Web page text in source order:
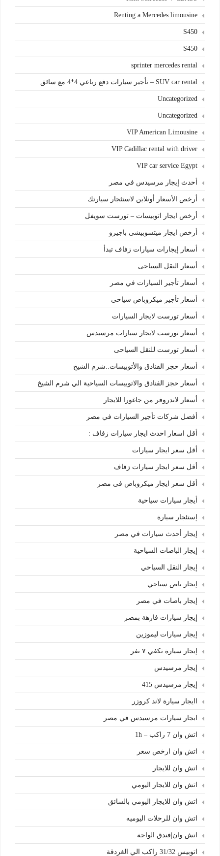
Renting a Mercedes limousine
S450
S450
sprinter mercedes rental
SUV car rental – تأجير سيارات دفع رباعي 4*4 مع سائق
Uncategorized
Uncategorized
VIP American Limousine
VIP Cadillac rental with driver
VIP car service Egypt
أحدث إيجار مرسيدس في مصر
أرخص الأسعار أونلاين لاستئجار سيارتك
أرخص ايجار اتوبيسات – تورست سويفل
أرخص ايجار ميتسوبيشى باجيرو
أسعار إيجارات سيارات زفاف تبدأ
أسعار النقل السياحى
أسعار تأجير السيارات في مصر
أسعار تأجير ميكروباص سياحي
أسعار تورست لايجار السيارات
أسعار تورست لايجار سيارات مرسيدس
أسعار تورست للنقل السياحى
أسعار حجز الفنادق والأتوبيسات..شرم الشيخ
أسعار حجز الفنادق والاتوبيسات السياحية الي شرم الشيخ
أسعار لاندروفر من جاغورا للايجار
أفضل شركات تأجير السيارات في مصر
أقل اسعار احدث ايجار سيارات زفاف :
أقل سعر ايجار سيارات
أقل سعر ايجار سيارات زفاف
أقل سعر ايجار ميكروباص فى مصر
أيجار سيارات سياحية
إستئجار سيارة
إيجار أحدث سيارات في مصر
إيجار الباصات السياحية
إيجار النقل السياحي
إيجار باص سياحي
إيجار باصات في مصر
إيجار سيارات فارهة بمصر
إيجار سيارات ليموزين
إيجار سيارة تكفي ٧ نفر
إيجار مرسيدس
إيجار مرسيدس 415
اايجار سيارة لاند كروزر
ابجار سيارات مرسيدس في مصر
اتش وان 7 راكب – 1h
اتش وان ارخص سعر
اتش وان للايجار
اتش وان للايجار اليومي
اتش وان للايجار اليومي بالسائق
اتش وان للرحلات اليوميه
اتش وان|فندق الواحة
اتوبيس 31/32 راكب الي الغردقة